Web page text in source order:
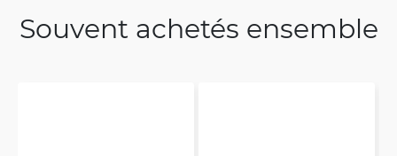
Souvent achetés ensemble